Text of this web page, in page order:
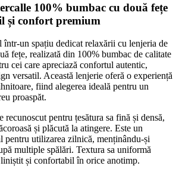
100% bumbac cu două fețe
și confort premium
un spațiu dedicat relaxării cu lenjeria de
fețe, realizată din 100% bumbac de calitate
cei care apreciază confortul autentic,
versatil. Această lenjerie oferă o experiență
fiind alegerea ideală pentru un
proaspăt.
recunoscut pentru țesătura sa fină și densă,
și plăcută la atingere. Este un
pentru utilizarea zilnică, menținându-și
multiple spălări. Textura sa uniformă
și confortabil în orice anotimp.